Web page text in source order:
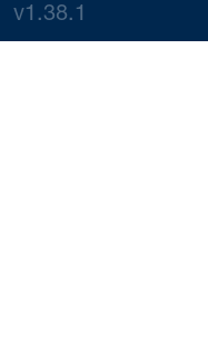
v1.38.1